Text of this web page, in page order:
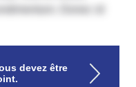
Donec id
devez être